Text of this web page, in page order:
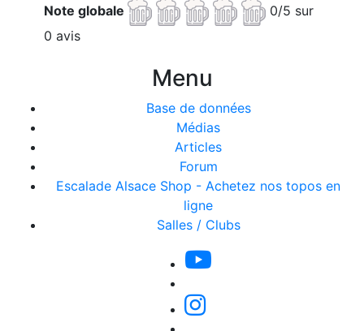
Note globale
0/5 sur
0 avis
Menu
Base de données
Médias
Articles
Forum
Escalade Alsace Shop - Achetez nos topos en
ligne
Salles / Clubs